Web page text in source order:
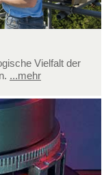
Vielfalt der
...mehr